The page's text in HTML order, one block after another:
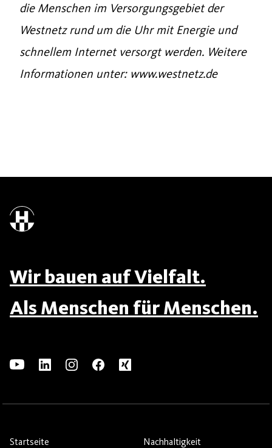
die Menschen im Versorgungsgebiet der
Westnetz rund um die Uhr mit Energie und
schnellem Internet versorgt werden. Weitere
Informationen unter: www.westnetz.de
Wir bauen auf Vielfalt.
Als Menschen für Menschen.
Startseite
Nachhaltigkeit